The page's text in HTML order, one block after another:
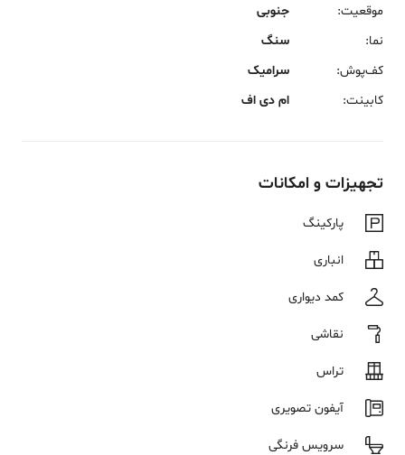
موقعیت:
جنوبی
نما:
سنگ
کف‌پوش:
سرامیک
کابینت: ام دی اف
تجهیزات و امکانات
پارکینگ
انباری
کمد دیواری
نقاشی
تراس
آیفون تصویری
سرویس فرنگی